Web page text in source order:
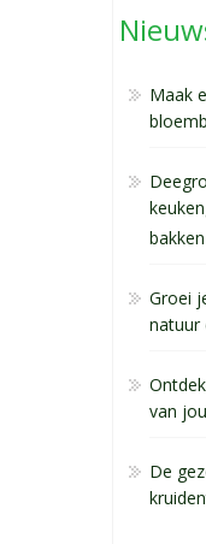
Maak
Groei
natuur
van
De